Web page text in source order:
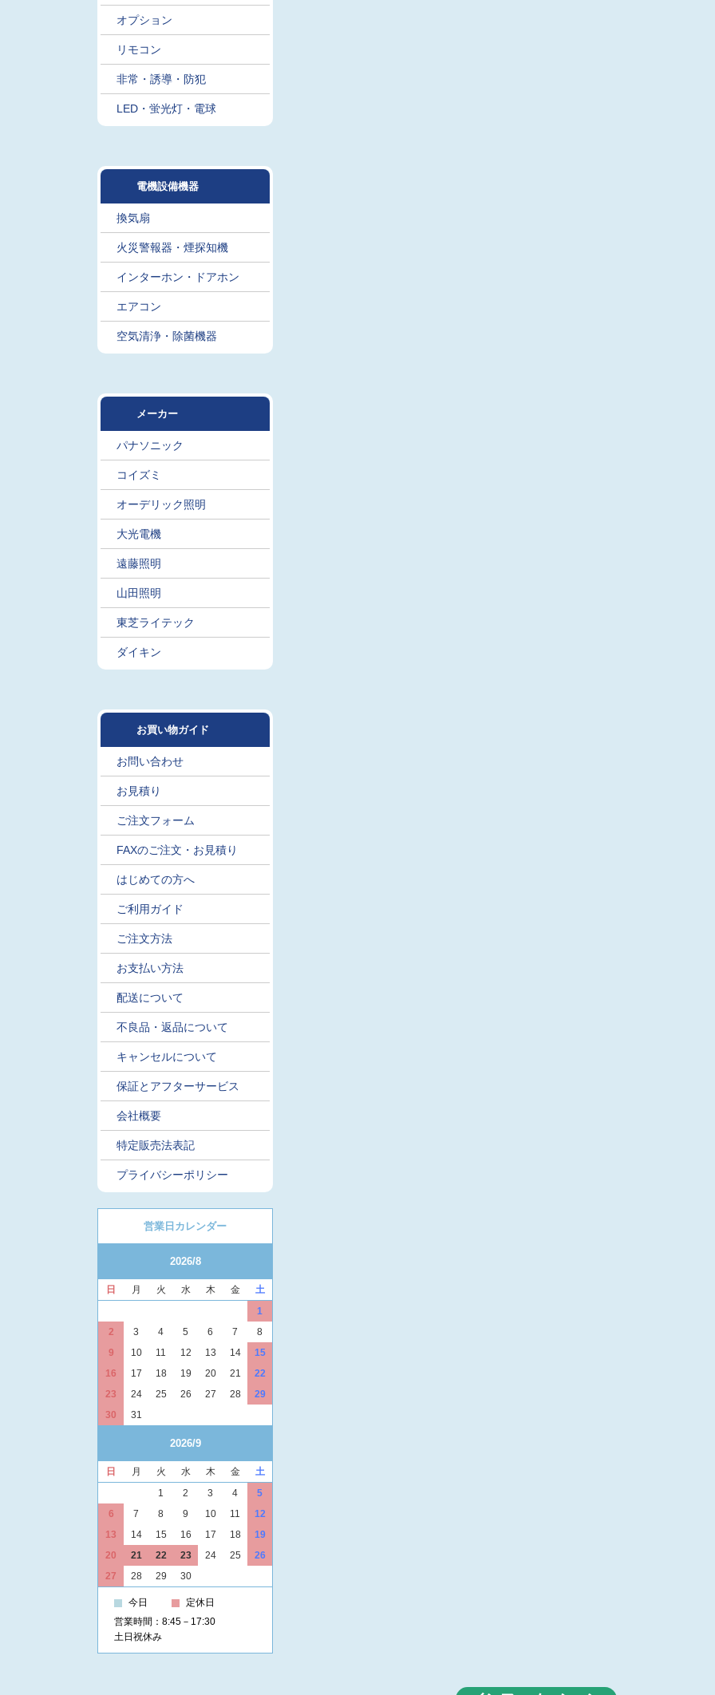
オプション
リモコン
非常・誘導・防犯
LED・蛍光灯・電球
電機設備機器
換気扇
火災警報器・煙探知機
インターホン・ドアホン
エアコン
空気清浄・除菌機器
メーカー
パナソニック
コイズミ
オーデリック照明
大光電機
遠藤照明
山田照明
東芝ライテック
ダイキン
お買い物ガイド
お問い合わせ
お見積り
ご注文フォーム
FAXのご注文・お見積り
はじめての方へ
ご利用ガイド
ご注文方法
お支払い方法
配送について
不良品・返品について
キャンセルについて
保証とアフターサービス
会社概要
特定販売法表記
プライバシーポリシー
営業日カレンダー
2026/8
日 月 火 水 木 金
土
1
2
3 4 5 6 7
8
9
10 11 12 13 14
15
16
17 18 19 20 21
22
23
24 25 26 27 28
29
30
31
2026/9
日 月 火 水 木 金
土
1
2 3 4
5
6
7 8 9 10 11
12
13
14 15 16 17 18
19
20
21 22 23 24 25
26
27
28 29 30
今日
定休日
営業時間：8:45－17:30
土日祝休み